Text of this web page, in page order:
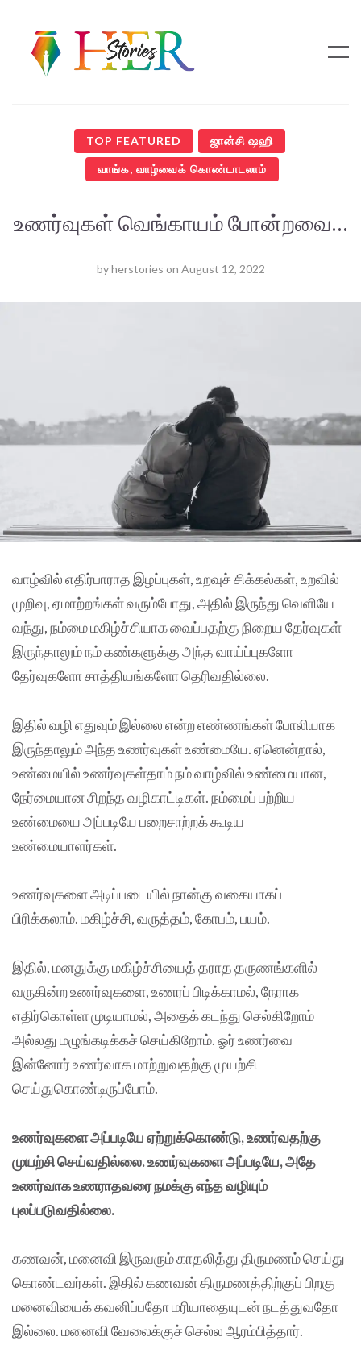
TOP FEATURED ஜான்சி ஷஹி
வாங்க, வாழ்வைக் கொண்டாடலாம்
உணர்வுகள் வெங்காயம் போன்றவை…
byherstories on August 12, 2022
வாழ்வில் எதிர்பாராத இழப்புகள், உறவுச் சிக்கல்கள், உறவில்
முறிவு, ஏமாற்றங்கள் வரும்போது, அதில் இருந்து வெளியே
வந்து, நம்மை மகிழ்ச்சியாக வைப்பதற்கு நிறைய தேர்வுகள்
இருந்தாலும் நம் கண்களுக்கு அந்த வாய்ப்புகளோ
தேர்வுகளோ சாத்தியங்களோ தெரிவதில்லை.
இதில் வழி எதுவும் இல்லை என்ற எண்ணங்கள் போலியாக
இருந்தாலும் அந்த உணர்வுகள் உண்மையே. ஏனென்றால்,
உண்மையில் உணர்வுகள்தாம் நம் வாழ்வில் உண்மையான,
நேர்மையான சிறந்த வழிகாட்டிகள். நம்மைப் பற்றிய
உண்மையை அப்படியே பறைசாற்றக் கூடிய
உண்மையாளர்கள்.
உணர்வுகளை அடிப்படையில் நான்கு வகையாகப்
பிரிக்கலாம். மகிழ்ச்சி, வருத்தம், கோபம், பயம்.
இதில், மனதுக்கு மகிழ்ச்சியைத் தராத தருணங்களில்
வருகின்ற உணர்வுகளை, உணரப் பிடிக்காமல், நேராக
எதிர்கொள்ள முடியாமல், அதைக் கடந்து செல்கிறோம்
அல்லது மழுங்கடிக்கச் செய்கிறோம். ஓர் உணர்வை
இன்னோர் உணர்வாக மாற்றுவதற்கு முயற்சி
செய்துகொண்டிருப்போம்.
உணர்வுகளை அப்படியே ஏற்றுக்கொண்டு, உணர்வதற்கு
முயற்சி செய்வதில்லை. உணர்வுகளை அப்படியே, அதே
உணர்வாக உணராதவரை நமக்கு எந்த வழியும்
புலப்படுவதில்லை.
கணவன், மனைவி இருவரும் காதலித்து திருமணம் செய்து
கொண்டவர்கள். இதில் கணவன் திருமணத்திற்குப் பிறகு
மனைவியைக் கவனிப்பதோ மரியாதையுடன் நடத்துவதோ
இல்லை. மனைவி வேலைக்குச் செல்ல ஆரம்பித்தார்.